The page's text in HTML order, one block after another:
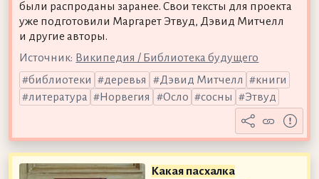
были распроданы заранее. Свои тексты для проекта
уже подготовили Маргарет Этвуд, Дэвид Митчелл
и другие авторы.
Источник: Википедия / Библиотека будущего
библиотеки
деревья Дэвид Митчелл
книги
литература
Норвегия Осло сосны Этвуд
Какая пасхалка